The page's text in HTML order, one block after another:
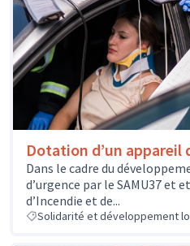
Dotation d’un appareil
Dans le cadre du
d’urgence par le SAMU37 et
d’Incendie et de...
Solidarité et développement